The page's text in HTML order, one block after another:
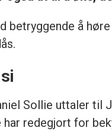
betryggende å
Sollie uttaler til
har redegjort for